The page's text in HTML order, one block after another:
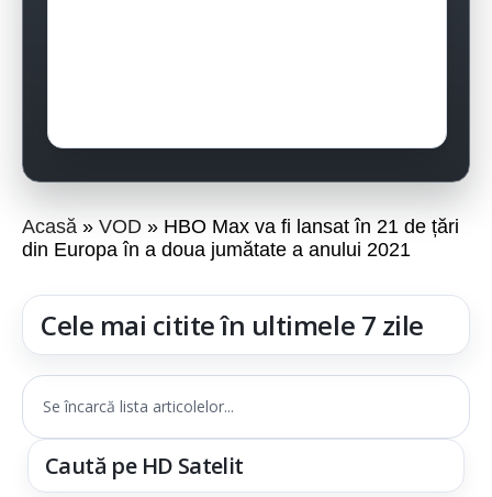
Acasă VOD
HBO Max va fi lansat în 21 de țări
din Europa în a doua jumătate a anului 2021
Cele mai citite în ultimele 7 zile
Se încarcă lista articolelor...
Caută pe HD Satelit